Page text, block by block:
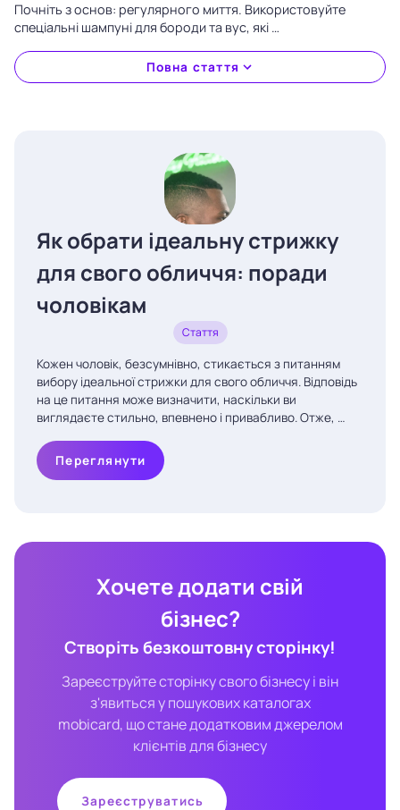
Почніть з основ: регулярного миття. Використовуйте
спеціальні шампуні для бороди та вус, які …
Повна стаття
Хочете додати свій
бізнес?
Створіть безкоштовну сторінку!
Зареєструйте сторінку свого бізнесу і він
з'явиться у пошукових каталогах
mobicard, що стане додатковим джерелом
клієнтів для бізнесу
Зареєструватись
Як обрати ідеальну стрижку
для свого обличчя: поради
чоловікам
Стаття
Кожен чоловік, безсумнівно, стикається з питанням
вибору ідеальної стрижки для свого обличчя. Відповідь
на це питання може визначити, наскільки ви
виглядаєте стильно, впевнено і привабливо. Отже, …
Переглянути